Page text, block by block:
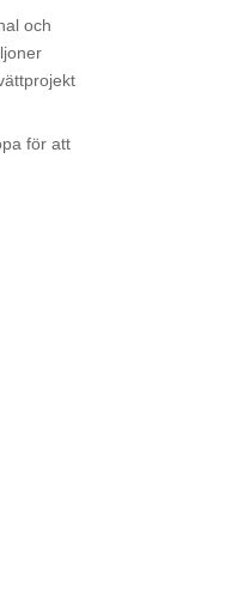
och
för att